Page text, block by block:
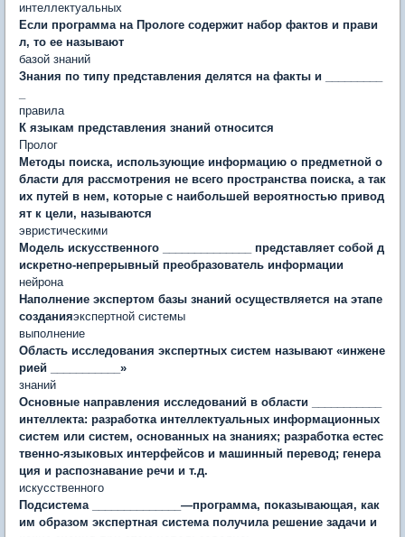
интеллектуальных
Если программа на Прологе содержит набор фактов и прави
л, то ее называют
базой знаний
Знания по типу представления делятся на факты и _________
правила
К языкам представления знаний относится
Пролог
Методы поиска, использую­щие информацию о предметной о
бласти для рассмотрения не всего пространства поиска, а так
их путей в нем, которые с наи­большей вероятностью привод
ят к цели, называются
эвристическими
Модель искусственного ______________ представляет со­бой д
искретно-непрерывный преобразователь информации
нейрона
Наполнение экспертом базы знаний осуществляется на этапе
созданияэкспертной системы
выполнение
Область исследования экспертных систем называют «инжене
рией ___________»
знаний
Основные направления исследований в области ___________
интеллекта: разработка интеллектуальных информационных
систем или систем, основанных на знаниях; разработка естес
твенно-языковых интерфейсов и машинный перевод; генера
ция и распознавание речи и т.д.
искусственного
Подсистема ______________ —программа, показывающая, как
им образом экспертная система получила решение задачи и